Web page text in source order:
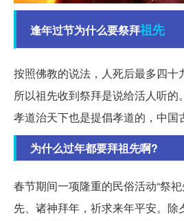
逢年过节为什么要祭拜祖先
按照佛教的说法，人死后最多四十
所以祖先收到祭拜是说给活人听的
孝道治天下也是提倡孝道的，中国
为什么过年都要拜祖先啊?
春节期间一项隆重的民俗活动“祭
先、诸神拜年，祈求来年平安。除